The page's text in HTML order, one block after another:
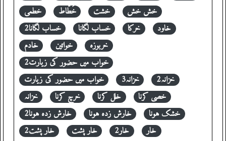
خطمی
خَطّاط خشت
خش خش
خساب لگانا2
خساب لگانا خرکا
خاود
خادم
خواتین
خربوزہ
خواب میں حضور کی زیارت2
خواب میں حضور کی زیارت
خزانہ3
خزانہ2
خزانہ
خرچ کرنا خلل کرنا
خصی کرنا
خارش زدہ ہونا2
خارش زدہ ہونا
خشک ہونا
خار پشت2
خار پشت خار2
خار